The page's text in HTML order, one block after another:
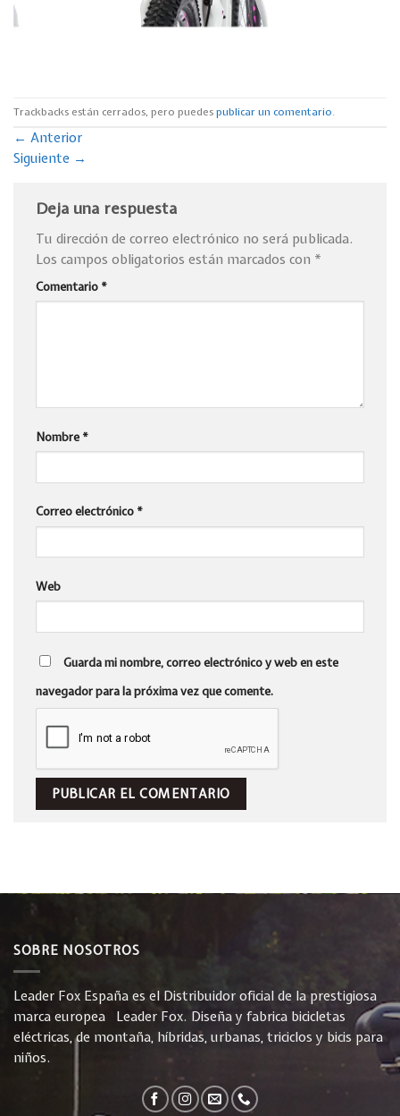
Trackbacks están cerrados, pero puedespublicar un comentario.
← Anterior
Siguiente →
Deja una respuesta
Tu dirección de correo electrónico no será publicada.
Los campos obligatorios están marcados con *
Comentario *
Nombre *
Correo electrónico *
Web
Guarda mi nombre, correo electrónico y web en este
navegador para la próxima vez que comente.
SOBRE NOSOTROS
Leader Fox España es el Distribuidor oficial de la prestigiosa
marca europea Leader Fox. Diseña y fabrica bicicletas
eléctricas, de montaña, híbridas, urbanas, triciclos y bicis para
niños.